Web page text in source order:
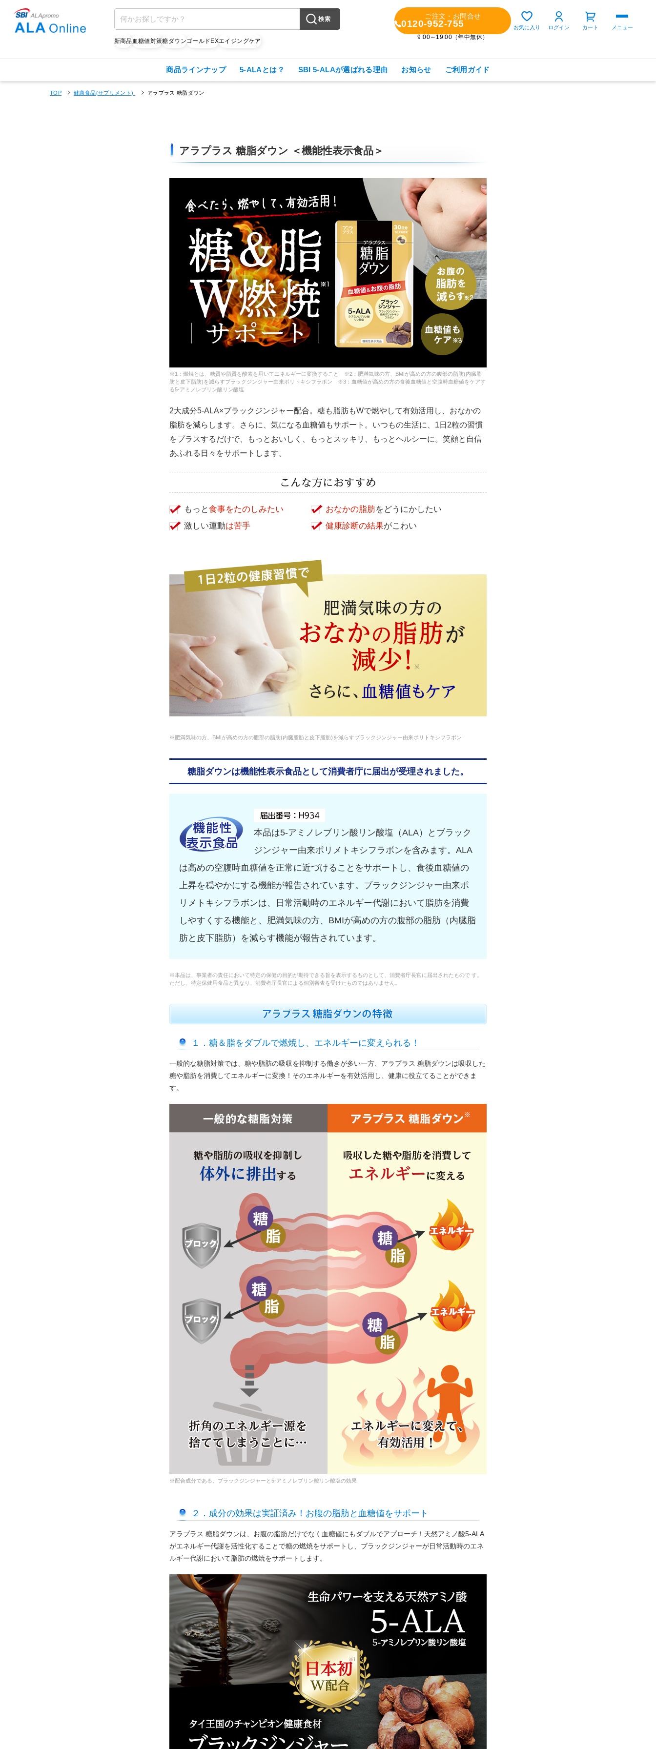
検索
新商品血糖値対策糖ダウンゴールドEXエイジングケア
ご注文・お問合せ
0120-952-755
9:00～19:00（年中無休）
お気に入り ログイン カート メニュー
商品ラインナップ 5-ALAとは？ SBI 5-ALAが選ばれる理由 お知らせ ご利用ガイド
ゲスト 様
商品カテゴリから探す
TOP 健康食品(サプリメント) アラプラス 糖脂ダウン
アラプラス 糖脂ダウン ＜機能性表示食品＞
※1：燃焼とは、糖質や脂質を酸素を用いてエネルギーに変換すること ※2：肥満気味の方、BMIが高めの方の腹部の脂肪(内臓脂
肪と皮下脂肪)を減らすブラックジンジャー由来ポリトキシフラボン ※3：血糖値が高めの方の食後血糖値と空腹時血糖値をケアす
る5-アミノレブリン酸リン酸塩
2大成分5-ALA×ブラックジンジャー配合。糖も脂肪もWで燃やして有効活用し、おなかの
脂肪を減らします。さらに、気になる血糖値もサポート。いつもの生活に、1日2粒の習慣
をプラスするだけで、もっとおいしく、もっとスッキリ、もっとヘルシーに。笑顔と自信
あふれる日々をサポートします。
もっと食事をたのしみたい おなかの脂肪をどうにかしたい
激しい運動は苦手 健康診断の結果がこわい
※肥満気味の方、BMIが高めの方の腹部の脂肪(内臓脂肪と皮下脂肪)を減らすブラックジンジャー由来ポリトキシフラボン
糖脂ダウンは機能性表示食品として消費者庁に届出が受理されました。
本品は5-アミノレブリン酸リン酸塩（ALA）とブラック
ジンジャー由来ポリメトキシフラボンを含みます。ALA
は高めの空腹時血糖値を正常に近づけることをサポートし、食後血糖値の
上昇を穏やかにする機能が報告されています。ブラックジンジャー由来ポ
リメトキシフラボンは、日常活動時のエネルギー代謝において脂肪を消費
しやすくする機能と、肥満気味の方、BMIが高めの方の腹部の脂肪（内臓脂
肪と皮下脂肪）を減らす機能が報告されています。
※本品は、事業者の責任において特定の保健の目的が期待できる旨を表示するものとして、消費者庁長官に届出されたもので す。
ただし、特定保健用食品と異なり、消費者庁長官による個別審査を受けたものではありません。
１．糖＆脂をダブルで燃焼し、エネルギーに変えられる！
一般的な糖脂対策では、糖や脂肪の吸収を抑制する働きが多い一方、アラプラス 糖脂ダウンは吸収した
糖や脂肪を消費してエネルギーに変換！そのエネルギーを有効活用し、健康に役立てることができま
す。
※配合成分である、ブラックジンジャーと5-アミノレブリン酸リン酸塩の効果
２．成分の効果は実証済み！お腹の脂肪と血糖値をサポート
アラプラス 糖脂ダウンは、お腹の脂肪だけでなく血糖値にもダブルでアプローチ！天然アミノ酸5-ALA
がエネルギー代謝を活性化することで糖の燃焼をサポートし、ブラックジンジャーが日常活動時のエネ
ルギー代謝において脂肪の燃焼をサポートします。